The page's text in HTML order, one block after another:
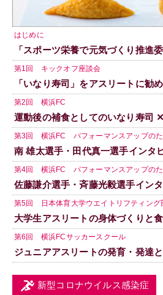
はじめに
「スポーツ栄養で元気づくり推進
第1回 キックオフ座談会
「いなり寿司」をアスリートに勧
第2回 横浜FC
運動後の補食としてのいなり寿司
第3回 横浜FC パフォーマンスアップのた
南 雄太選手・田代真一選手インタ
第4回 横浜FC パフォーマンスアップのた
佐藤謙介選手・斉藤光毅選手イン
第5回 日本体育大学ウエイトリフティング
大学生アスリートの身体づくりと
第6回 横浜FCサッカースクール
ジュニアアスリートの発育・発達
新型コロナウイルス感染症